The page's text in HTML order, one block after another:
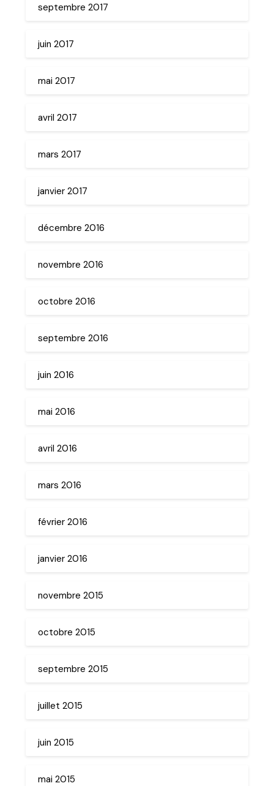
septembre 2017
juin 2017
mai 2017
avril 2017
mars 2017
janvier 2017
décembre 2016
novembre 2016
octobre 2016
septembre 2016
juin 2016
mai 2016
avril 2016
mars 2016
février 2016
janvier 2016
novembre 2015
octobre 2015
septembre 2015
juillet 2015
juin 2015
mai 2015